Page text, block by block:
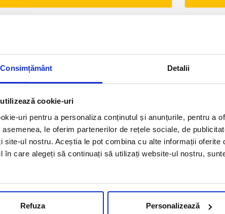
Consimțământ Detalii
cookie-uri
uri pentru a personaliza conținutul și anunțurile, pentru a
asemenea, le oferim partenerilor de rețele sociale, de
site-ul nostru. Aceștia le pot combina cu alte informații
în care alegeți să continuați să utilizați website-ul nostru,
Refuza Personalizează